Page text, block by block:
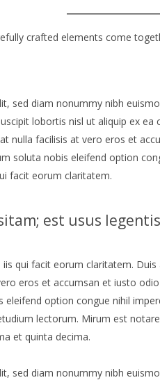
crafted elements come
sed diam nonummy nibh
lobortis nisl ut aliquip ex
nulla facilisis at vero eros et
soluta nobis eleifend option
facit eorum claritatem.
est usus
qui facit eorum claritatem.
eros et accumsan et iusto
option congue nihil
lectorum. Mirum est
et quinta decima.
sed diam nonummy nibh